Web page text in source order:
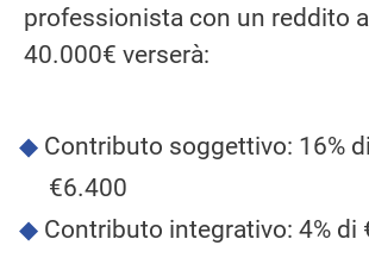
professionista con un reddito
40.000€ verserà:
Contributo soggettivo: 16%
€6.400
Contributo integrativo: 4% di